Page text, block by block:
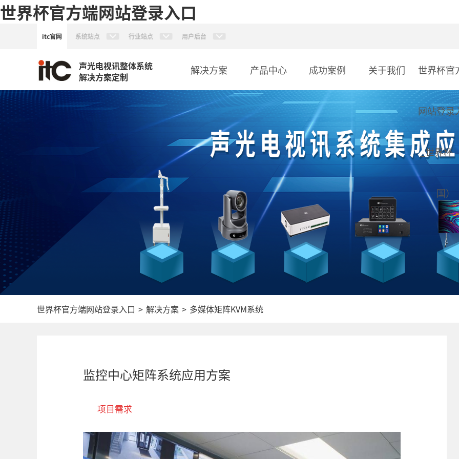
世界杯官方端网站登录入口
itc官网 系统站点 行业站点 用户后台
声光电视讯整体系统
解决方案定制
解决方案 产品中心 成功案例 关于我们 世界杯官
网站登录
_世界杯
国）
世界杯官方端网站登录入口 > 解决方案 > 多媒体矩阵KVM系统
监控中心矩阵系统应用方案
项目需求